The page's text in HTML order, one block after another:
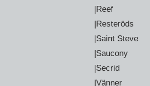
Reef
|Resteröds
Saint Steve
|Saucony
Secrid
|Vänner